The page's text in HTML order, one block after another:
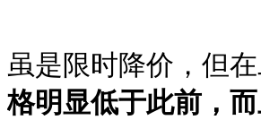
虽是限时降价，但
格明显低于此前，